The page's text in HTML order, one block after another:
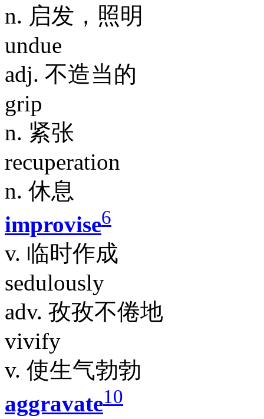
n. 启发，照明
undue
adj. 不造当的
grip
n. 紧张
recuperation
n. 休息
improvise6
v. 临时作成
sedulously
adv. 孜孜不倦地
vivify
v. 使生气勃勃
aggravate10